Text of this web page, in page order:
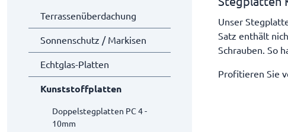
Terrassenüberdachung
Sonnenschutz / Markisen
Echtglas-Platten
Kunststoffplatten
Doppelstegplatten PC 4 -
10mm
Unser
Satz enthält
Schrauben. So
Profitieren Sie